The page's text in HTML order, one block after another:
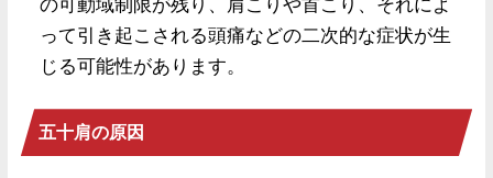
の可動域制限が残り、肩こりや首こり、それによ
って引き起こされる頭痛などの二次的な症状が生
じる可能性があります。
五十肩の原因